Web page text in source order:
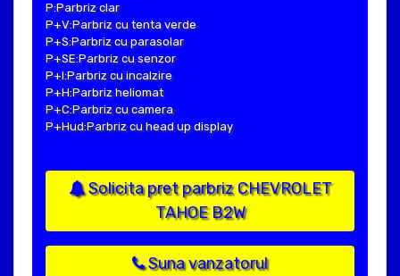
P:Parbriz clar
P+V:Parbriz cu tenta verde
P+S:Parbriz cu parasolar
P+SE:Parbriz cu senzor
P+I:Parbriz cu incalzire
P+H:Parbriz heliomat
P+C:Parbriz cu camera
P+Hud:Parbriz cu head up display
Solicita pret parbriz CHEVROLET
TAHOE B2W
Suna vanzatorul